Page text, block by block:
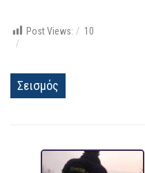
Post Views: 10
Σεισμός